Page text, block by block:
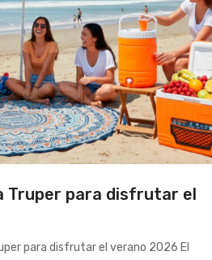
Truper para disfrutar el
para disfrutar el verano 2026 El